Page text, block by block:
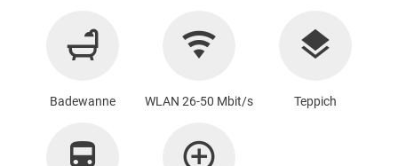
Badewanne WLAN 26-50 Mbit/s Teppich